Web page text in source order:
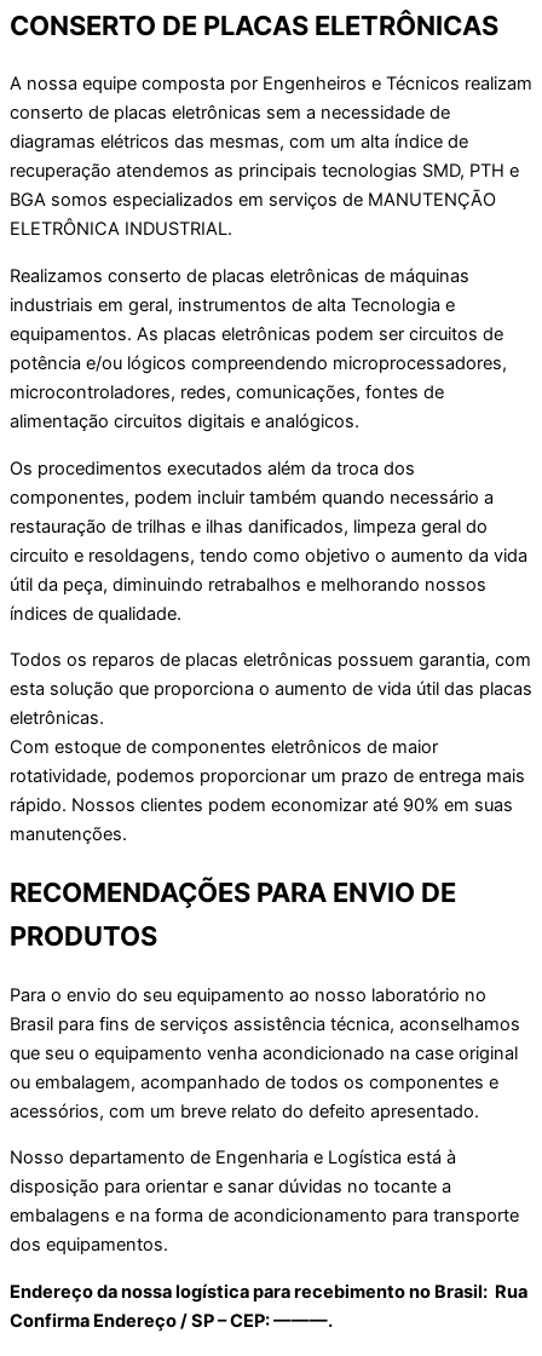
CONSERTO DE PLACAS ELETRÔNICAS
A nossa equipe composta por Engenheiros e Técnicos realizam
conserto de placas eletrônicas sem a necessidade de
diagramas elétricos das mesmas, com um alta índice de
recuperação atendemos as principais tecnologias SMD, PTH e
BGA somos especializados em serviços de MANUTENÇĀO
ELETRÔNICA INDUSTRIAL.
Realizamos conserto de placas eletrônicas de máquinas
industriais em geral, instrumentos de alta Tecnologia e
equipamentos. As placas eletrônicas podem ser circuitos de
potência e/ou lógicos compreendendo microprocessadores,
microcontroladores, redes, comunicações, fontes de
alimentação circuitos digitais e analógicos.
Os procedimentos executados além da troca dos
componentes, podem incluir também quando necessário a
restauração de trilhas e ilhas danificados, limpeza geral do
circuito e resoldagens, tendo como objetivo o aumento da vida
útil da peça, diminuindo retrabalhos e melhorando nossos
índices de qualidade.
Todos os reparos de placas eletrônicas possuem garantia, com
esta solução que proporciona o aumento de vida útil das placas
eletrônicas.
Com estoque de componentes eletrônicos de maior
rotatividade, podemos proporcionar um prazo de entrega mais
rápido. Nossos clientes podem economizar até 90% em suas
manutenções.
RECOMENDAÇÕES PARA ENVIO DE
PRODUTOS
Para o envio do seu equipamento ao nosso laboratório no
Brasil para fins de serviços assistência técnica, aconselhamos
que seu o equipamento venha acondicionado na case original
ou embalagem, acompanhado de todos os componentes e
acessórios, com um breve relato do defeito apresentado.
Nosso departamento de Engenharia e Logística está à
disposição para orientar e sanar dúvidas no tocante a
embalagens e na forma de acondicionamento para transporte
dos equipamentos.
Endereço da nossa logística para recebimento no Brasil: Rua
Confirma Endereço / SP – CEP: ———.